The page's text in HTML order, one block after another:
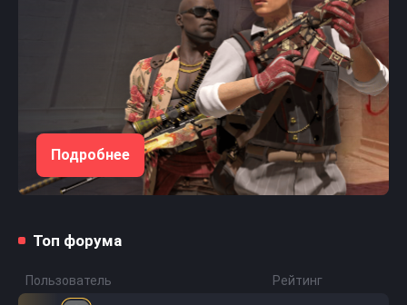
Подробнее
Топ форума
Пользователь Рейтинг